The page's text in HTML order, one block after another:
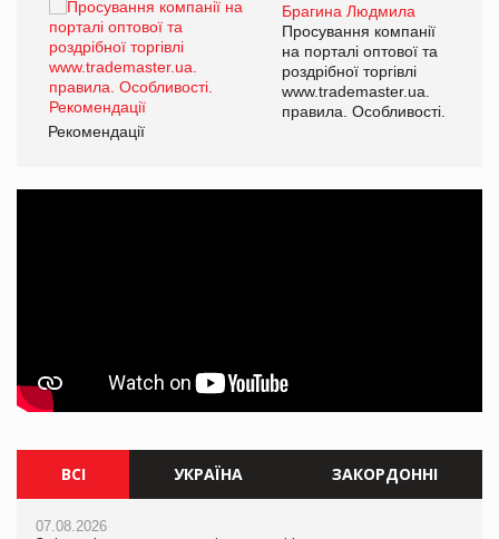
Брагина Людмила
Просування компанії
на порталі оптової та
роздрібної торгівлі
www.trademaster.ua.
правила. Особливості.
Рекомендації
ВСІ УКРАЇНА ЗАКОРДОННІ
07.08.2026
07.08.2026
07.08.2026